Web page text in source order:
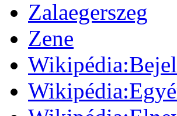
Zalaegerszeg
Zene